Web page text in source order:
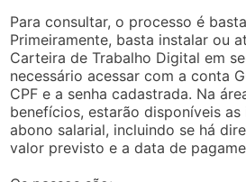
Para consultar, o processo é
Primeiramente, basta instalar ou
Carteira de Trabalho Digital em
necessário acessar com a conta
CPF e a senha cadastrada. Na
benefícios, estarão disponíveis
abono salarial, incluindo se há
valor previsto e a data de